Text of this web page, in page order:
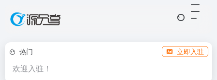
热门 立即入驻
欢迎入驻！